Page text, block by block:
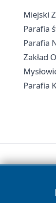
Miejski
Parafia
Parafia
Zakład
Parafia